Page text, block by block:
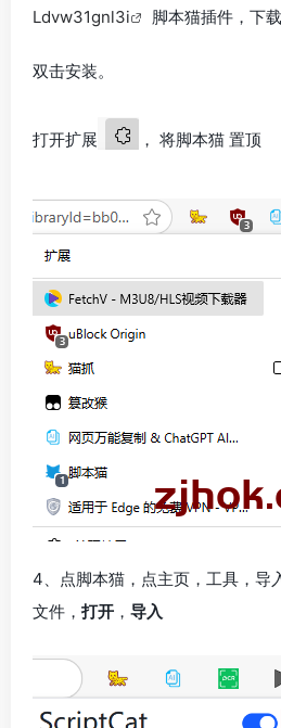
Ldvw31gnl3i
脚本猫插件，下
双击安装。
打开扩展 ， 将脚本猫 置顶
4、点脚本猫，点主页，工具，导
文件， 打开 ， 导入